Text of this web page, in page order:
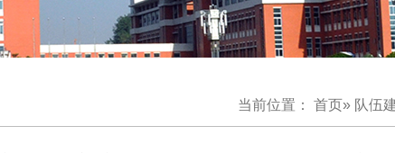
当前位置： 首页» 队伍